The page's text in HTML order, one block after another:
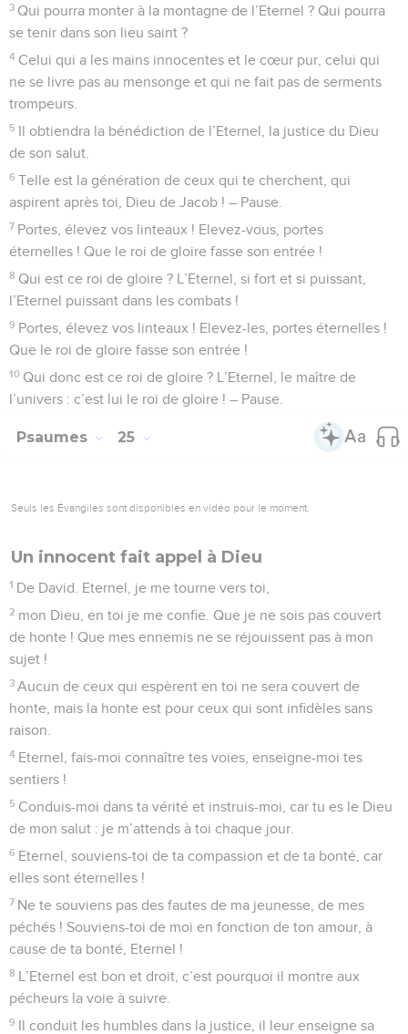
3 Qui pourra monter à la montagne de l’Eternel ? Qui pourra
se tenir dans son lieu saint ?
4 Celui qui a les mains innocentes et le cœur pur, celui qui
ne se livre pas au mensonge et qui ne fait pas de serments
trompeurs.
5 Il obtiendra la bénédiction de l’Eternel, la justice du Dieu
de son salut.
6 Telle est la génération de ceux qui te cherchent, qui
aspirent après toi, Dieu de Jacob ! – Pause.
7 Portes, élevez vos linteaux ! Elevez-vous, portes
éternelles ! Que le roi de gloire fasse son entrée !
8 Qui est ce roi de gloire ? L’Eternel, si fort et si puissant,
l’Eternel puissant dans les combats !
9 Portes, élevez vos linteaux ! Elevez-les, portes éternelles !
Que le roi de gloire fasse son entrée !
10 Qui donc est ce roi de gloire ? L’Eternel, le maître de
l’univers : c’est lui le roi de gloire ! – Pause.
Psaumes 25
Seuls les Évangiles sont disponibles en vidéo pour le moment.
Un innocent fait appel à Dieu
1 De David. Eternel, je me tourne vers toi,
2 mon Dieu, en toi je me confie. Que je ne sois pas couvert
de honte ! Que mes ennemis ne se réjouissent pas à mon
sujet !
3 Aucun de ceux qui espèrent en toi ne sera couvert de
honte, mais la honte est pour ceux qui sont infidèles sans
raison.
4 Eternel, fais-moi connaître tes voies, enseigne-moi tes
sentiers !
5 Conduis-moi dans ta vérité et instruis-moi, car tu es le Dieu
de mon salut : je m’attends à toi chaque jour.
6 Eternel, souviens-toi de ta compassion et de ta bonté, car
elles sont éternelles !
7 Ne te souviens pas des fautes de ma jeunesse, de mes
péchés ! Souviens-toi de moi en fonction de ton amour, à
cause de ta bonté, Eternel !
8 L’Eternel est bon et droit, c’est pourquoi il montre aux
pécheurs la voie à suivre.
9 Il conduit les humbles dans la justice, il leur enseigne sa